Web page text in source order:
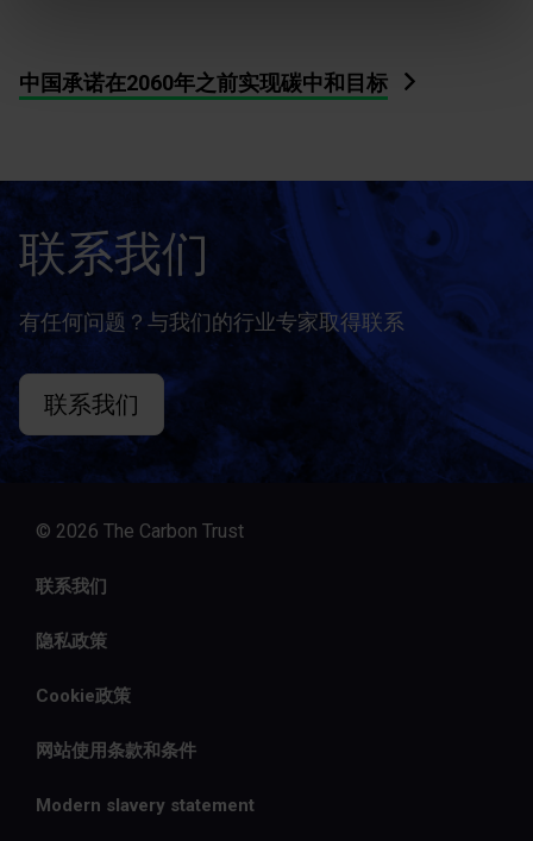
中国承诺在2060年之前实现碳中和目标
联系我们
有任何问题？与我们的行业专家取得联系
联系我们
© 2026 The Carbon Trust
联系我们
隐私政策
Cookie政策
网站使用条款和条件
Modern slavery statement